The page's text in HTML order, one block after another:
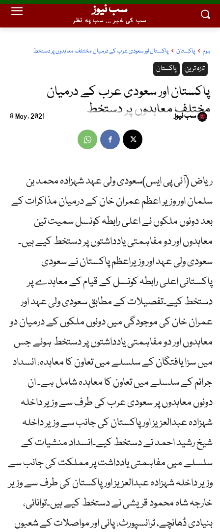
سب نیوز
سب کی خبر ... سب پہ نظر
ہوم پاکستان پاکستان اور سعودی عرب کے درمیان مختلف معاہدوں پر دستخط
پاکستان تازہ ترین
پاکستان اور سعودی عرب کے درمیان
مختلف معاہدوں پر دستخط
8 May, 2021 سب نیوز
ریاض (آئی پی ایس)سعودی ولی عہد شہزادہ محمد بن
سلمان اور وزیر اعظم عمران خان کے درمیان مذاکرات کے
بعد دونوں ملکوں نے اعلی رابطہ کونسل سمیت تین
معاہدوں اور دو مفاہمتی یادداشتوں پر دستخط کیے ہیں۔
سعودی ولی عہد اور وزیراعظم پاکستان نے سعودی
پاکستانی اعلی رابطہ کونسل کے قیام کے معاہدے پر
دستخط کیے۔تفصیلات کے مطابق سعودی ولی عہد اور
عمران خان کی موجودگی میں دونوں ملکوں کے درمیان دو
معاہدوں اور دو مفاہمتی یادداشتوں پر دستخط ہوئے جس
میں سزا یافتگان کے سلسلے میں تعاون کا معاہدہ، انسداد
جرائم کے سلسلے میں تعاون کا معاہدہ شامل ہے۔ ان
دونوں معاہدوں پر سعودی عرب کی طرف سے وزیر داخلہ
شہزادہ عبدالعزیز اور پاکستان کی جانب سے وزیر داخلہ
شیخ رشید احمد نے دستخط کیے۔انسداد منشیات کے
سلسلے میں مفاہمتی یادداشت پر مملکت کی جانب سے
وزیر داخلہ شہزادہ عبدالعزیز اور پاکستان کی طرف سے وزیر
خارجہ شاہ محمود قریشی نے دستخط کیے ہیں۔توانائی،
بنیادی ڈھانچے، ٹرانسپورٹ، پانی اور مواصلات کے شعبوں